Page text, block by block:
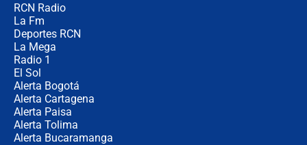
RCN Radio
La Fm
Deportes RCN
La Mega
Radio 1
El Sol
Alerta Bogotá
Alerta Cartagena
Alerta Paisa
Alerta Tolima
Alerta Bucaramanga